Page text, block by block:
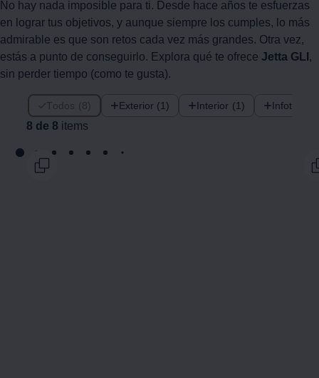
No hay nada imposible para ti. Desde hace años te esfuerzas
en lograr tus objetivos, y aunque siempre los cumples, lo más
admirable es que son retos cada vez más grandes. Otra vez,
estás a punto de conseguirlo. Explora qué te ofrece Jetta GLI ,
sin perder tiempo (como te gusta).
Todos (8) Exterior (1) Interior (1)
8 de 8 items
8 de 8 items